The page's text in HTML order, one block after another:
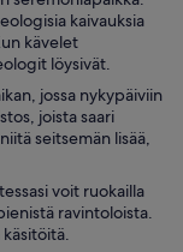
kaivauksia
kävelet
löysivät.
jossa nykypäiviin
joista saari
seitsemän lisää,
voit ruokailla
ravintoloista.